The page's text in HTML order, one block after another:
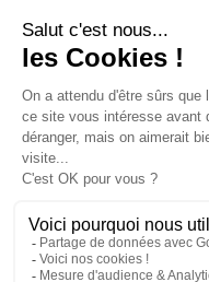
Marchand approuvé par la
vérifier .
Follow us
Newsletter